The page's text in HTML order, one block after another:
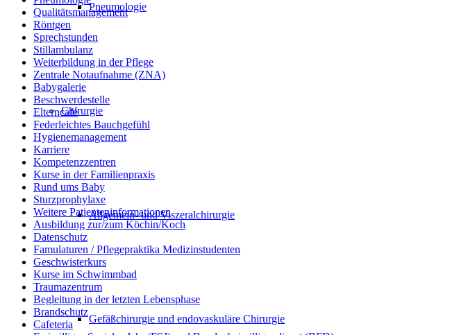
Pneumologie
Chirurgie
Allgemein- und Viszeralchirurgie
Gefäßchirurgie und endovaskuläre Chirurgie
Qualitätsmanagement
Röntgen
Sprechstunden
Stillambulanz
Weiterbildung in der Pflege
Zentrale Notaufnahme (ZNA)
Babygalerie
Beschwerdestelle
Elterncafé
Federleichtes Bauchgefühl
Hygienemanagement
Karriere
Kompetenzzentren
Kurse in der Familienpraxis
Rund ums Baby
Sturzprophylaxe
Weitere Patienteninformationen
Ausbildung zur/zum Köchin/Koch
Datenschutz
Famulaturen / Pflegepraktika Medizinstudenten
Geschwisterkurs
Kurse im Schwimmbad
Traumazentrum
Begleitung in der letzten Lebensphase
Brandschutz
Cafeteria